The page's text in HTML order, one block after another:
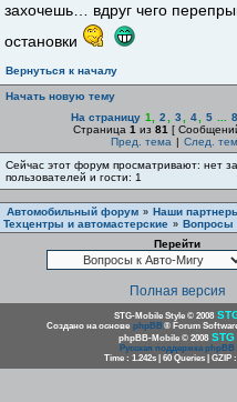
захочешь… вдруг чего
остановки
Вернуться к началу
Начать новую тему
На страницу 1 2 3 4 5
Страница 1 из 81 [
Пред. тема | След.
Сейчас этот форум просматривают: нет
пользователей и гости: 1
Автомобильный форум » Наши
Техцентры и автомастерские » Вопросы
Перейти
Полная версия
STG-Mobile Style © 2008
Создано на основе phpBB® Forum
phpBB-Mobile © 2008 STG
Русская поддержка phpBB
Time : 1.242s | 60 Queries | GZIP